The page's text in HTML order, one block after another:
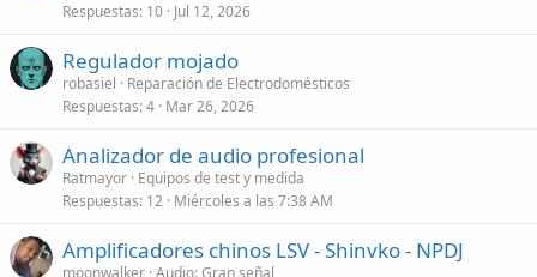
Respuestas 10 Jul 12, 2026
Regulador mojado
robasiel
Reparación de Electrodomésticos
Respuestas 4 Mar 26, 2026
Analizador de audio profesional
Ratmayor Equipos de test y medida
Respuestas 12 Miércoles a las 7:38 AM
Amplificadores chinos LSV - Shinvko - NPDJ
moonwalker Audio: Gran señal